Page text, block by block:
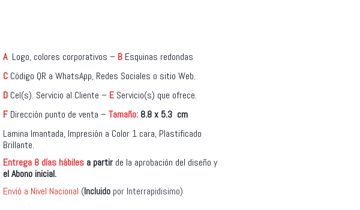
A Logo, colores corporativos – BEsquinas redondas
C Código QR a WhatsApp, Redes Sociales o sitio Web.
D Cel(s). Servicio al Cliente – E Servicio(s) que ofrece.
FDirección punto de venta – Tamaño: 8.8 x 5.3 cm
Lamina Imantada, Impresión a Color 1 cara, Plastificado
Brillante.
Entrega 8 días hábiles a partir de la aprobación del diseño y
el Abono inicial.
Envió a Nivel Nacional (Incluidopor Interrapidisimo)